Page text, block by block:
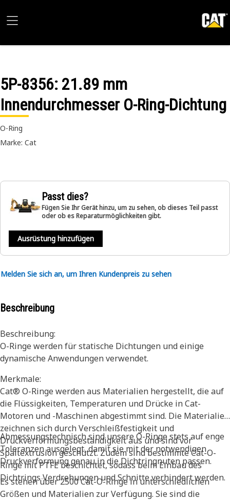
5P-8356: 21.89 mm
Innendurchmesser O-Ring-Dichtung
O-Ring
Marke: Cat
Passt dies?
Fügen Sie Ihr Gerät hinzu, um zu sehen, ob dieses Teil passt
oder ob es Reparaturmöglichkeiten gibt.
Ausrüstung hinzufügen
Melden Sie sich an, um Ihren Kundenpreis zu sehen
Beschreibung
Beschreibung:
O-Ringe werden für statische Dichtungen und einige
dynamische Anwendungen verwendet.
Merkmale:
Cat® O-Ringe werden aus Materialien hergestellt, die auf
die Flüssigkeiten, Temperaturen und Drücke in Cat-
Motoren und -Maschinen abgestimmt sind. Die Materialien
zeichnen sich durch Verschleißfestigkeit und
Druckverformungsbeständigkeit aus und sind vor
Spaltextrusion geschützt. Zudem sind bestimmte Cat-O-
Ringe mit PTFE beschichtet, sodass beim Einbau des
Dichtrings Verdrehungen und Schnitte verhindert werden.
Abmessungstechnisch sind unsere O-Ringe stets auf enge
Toleranzen ausgelegt, damit sie mit der notwendigen
Druckverformung genau in die Dichtringnuten passen.
Es stehen über 2500 Cat-O-Ringe in unterschiedlichen
Größen und Materialien zur Verfügung. Sie sind die